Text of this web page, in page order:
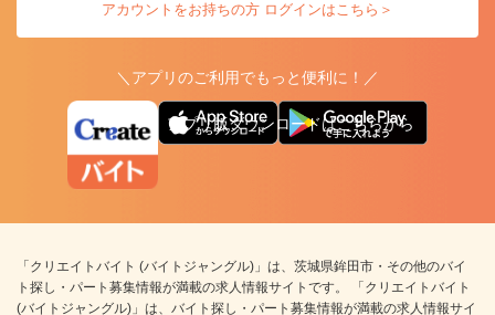
アカウントをお持ちの方 ログインはこちら＞
＼アプリのご利用でもっと便利に！／
アプリ版ダウンロードはこちらから
「クリエイトバイト (バイトジャングル)」は、茨城県鉾田市・その他のバイ
ト探し・パート募集情報が満載の求人情報サイトです。 「クリエイトバイト
(バイトジャングル)」は、バイト探し・パート募集情報が満載の求人情報サイ